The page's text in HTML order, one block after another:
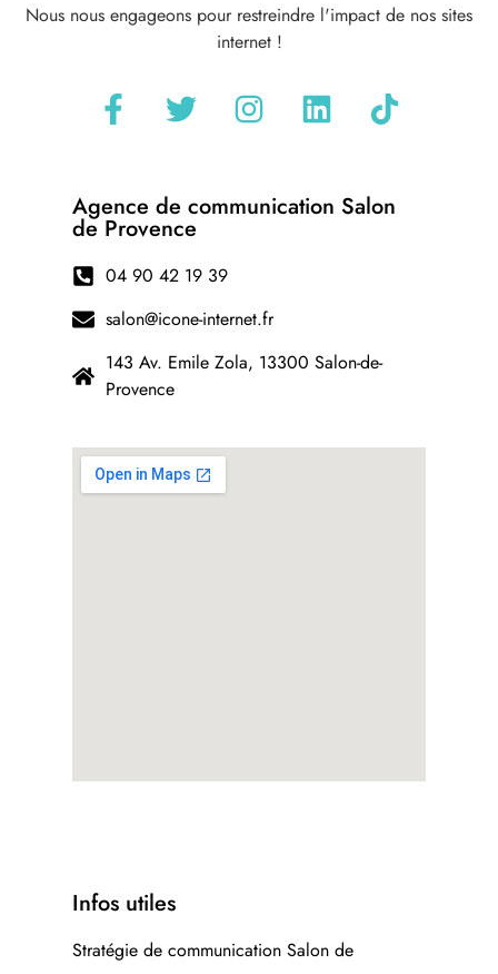
Nous nous engageons pour restreindre l'impact de nos sites
internet !
Agence de communication Salon
de Provence
04 90 42 19 39
salon@icone-internet.fr
143 Av. Emile Zola, 13300 Salon-de-
Provence
Infos utiles
Stratégie de communication Salon de